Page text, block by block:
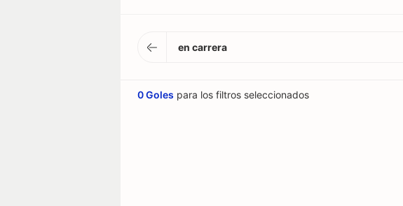
en carrera
0 Goles para los filtros seleccionados